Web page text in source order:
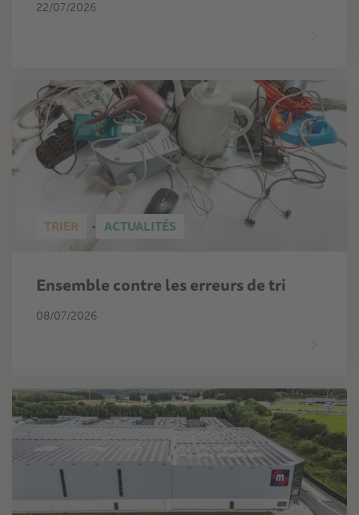
22/07/2026
TRIER ACTUALITÉS
Ensemble contre les erreurs de tri
08/07/2026